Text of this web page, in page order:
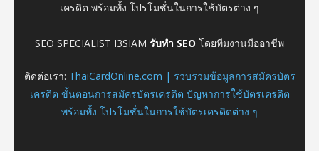
เครดิต พร้อมทั้ง โปรโมชั่นในการใช้บัตรต่าง ๆ
SEO SPECIALIST I3SIAM รับทำ SEO โดยทีมงานมืออาชีพ
ติดต่อเรา: ThaiCardOnline.com | รวบรวมข้อมูลการสมัครบัตร
เครดิต ขั้นตอนการสมัครบัตรเครดิต ปัญหาการใช้บัตรเครดิต
พร้อมทั้ง โปรโมชั่นในการใช้บัตรเครดิตต่าง ๆ